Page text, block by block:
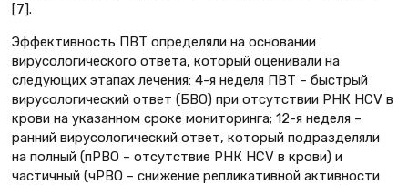
[7].
Эффективность ПВТ определяли на основании
вирусологического ответа, который оценивали на
следующих этапах лечения: 4-я неделя ПВТ – быстрый
вирусологический ответ (БВО) при отсутствии РНК HCV в
крови на указанном сроке мониторинга; 12-я неделя –
ранний вирусологический ответ, который подразделяли
на полный (пРВО – отсутствие РНК HCV в крови) и
частичный (чРВО – снижение репликативной активности